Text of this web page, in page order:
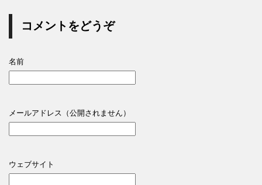
コメントをどうぞ
名前
メールアドレス（公開されません）
ウェブサイト